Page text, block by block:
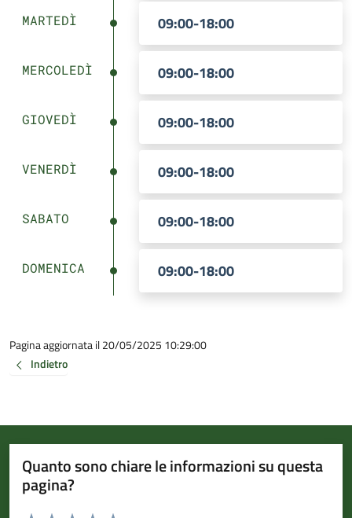
MARTEDÌ 09:00-18:00
MERCOLEDÌ 09:00-18:00
GIOVEDÌ 09:00-18:00
VENERDÌ 09:00-18:00
SABATO 09:00-18:00
DOMENICA 09:00-18:00
Pagina aggiornata il 20/05/2025 10:29:00
Indietro
Quanto sono chiare le informazioni su questa
pagina?